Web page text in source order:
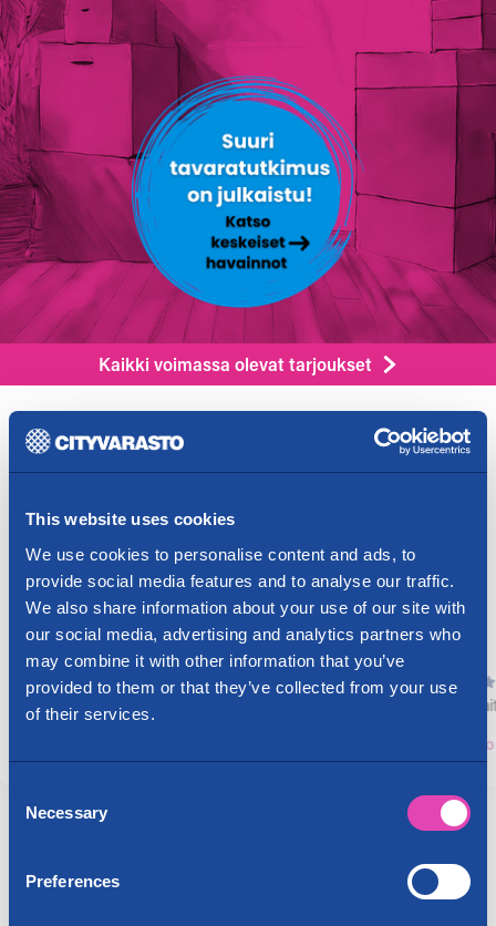
This website uses cookies
We use cookies to personalise content and ads, to
provide social media features and to analyse our traffic.
We also share information about your use of our site with
our social media, advertising and analytics partners who
may combine it with other information that you’ve
provided to them or that they’ve collected from your use
of their services.
Selection
Necessary
Preferences
Kaikki voimassa olevat tarjoukset
Kokemuksia Cityvarastosta
4.4
1 day ago
Hienosti laitettu ja selkeät tallin numerot
-
Page 2 of 60